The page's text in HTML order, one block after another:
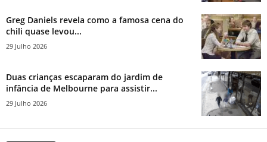
Greg Daniels revela como a famosa cena do
chili quase levou...
29 Julho 2026
Duas crianças escaparam do jardim de
infância de Melbourne para assistir...
29 Julho 2026